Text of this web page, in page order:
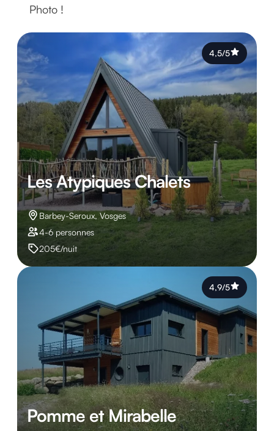
Photo !
Les Atypiques Chalets
Barbey-Seroux, Vosges
4-6 personnes
205€/nuit
4,5/5
Pomme et Mirabelle
4,9/5